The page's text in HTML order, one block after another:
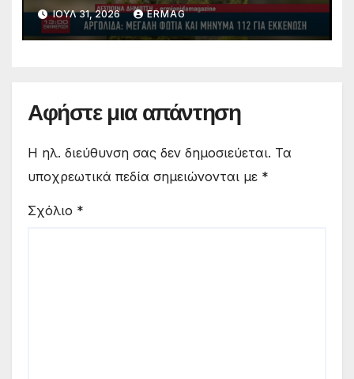
ΙΟΎΛ 31, 2026 ERMAG
Αφήστε μια απάντηση
Η ηλ. διεύθυνση σας δεν δημοσιεύεται. Τα
υποχρεωτικά πεδία σημειώνονται με *
Σχόλιο *